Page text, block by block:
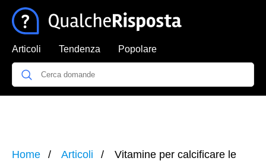
Articoli Tendenza Popolare
Home Articoli
Vitamine per calcificare le